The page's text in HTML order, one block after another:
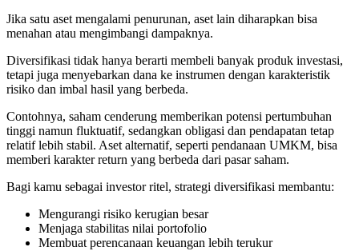
Jika satu aset mengalami penurunan, aset lain diharapkan bisa
menahan atau mengimbangi dampaknya.
Diversifikasi tidak hanya berarti membeli banyak produk investasi,
tetapi juga menyebarkan dana ke instrumen dengan karakteristik
risiko dan imbal hasil yang berbeda.
Contohnya, saham cenderung memberikan potensi pertumbuhan
tinggi namun fluktuatif, sedangkan obligasi dan pendapatan tetap
relatif lebih stabil. Aset alternatif, seperti pendanaan UMKM, bisa
memberi karakter return yang berbeda dari pasar saham.
Bagi kamu sebagai investor ritel, strategi diversifikasi membantu:
Mengurangi risiko kerugian besar
Menjaga stabilitas nilai portofolio
Membuat perencanaan keuangan lebih terukur